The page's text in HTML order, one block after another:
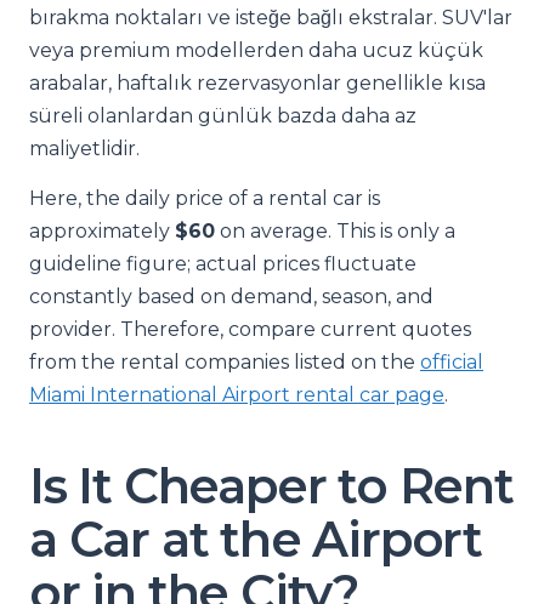
bırakma noktaları ve isteğe bağlı ekstralar. SUV'lar
veya premium modellerden daha ucuz küçük
arabalar, haftalık rezervasyonlar genellikle kısa
süreli olanlardan günlük bazda daha az
maliyetlidir.
Here, the daily price of a rental car is
approximately $60 on average. This is only a
guideline figure; actual prices fluctuate
constantly based on demand, season, and
provider. Therefore, compare current quotes
from the rental companies listed on the official
Miami International Airport rental car page.
Is It Cheaper to Rent
a Car at the Airport